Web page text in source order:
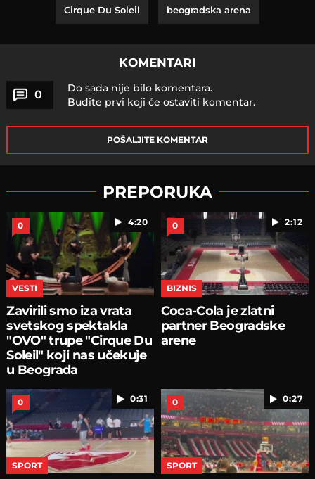
Cirque Du Soleil beogradska arena
KOMENTARI
0
Do sada nije bilo komentara.
Budite prvi koji će ostaviti komentar.
POŠALJITE KOMENTAR
PREPORUKA
4:20
0
VESTI
Zavirili smo iza vrata
svetskog spektakla
"OVO" trupe "Cirque Du
Soleil" koji nas učekuje
u Beograda
2:12
0
BIZNIS
Coca-Cola je zlatni
partner Beogradske
arene
0:31
0
SPORT
0:27
0
SPORT